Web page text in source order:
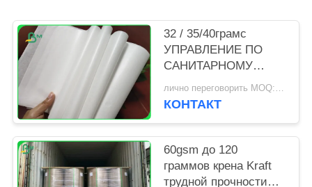
32 / 35/40грамс
УПРАВЛЕНИЕ ПО
САНИТАРНОМУ
КАЧЕСТВОМ
МЕДИКАМЕНТОВ
бумаги МГ белое
Крафт свертывает
лично переговорить MOQ:1 тонна для особенного размера
КОНТАКТ
60gsm до 120
граммов крена Kraft
трудной прочности